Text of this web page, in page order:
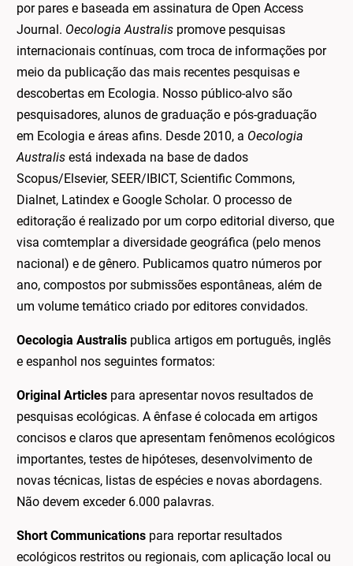
por pares e baseada em assinatura de Open Access
Journal. Oecologia Australis promove pesquisas
internacionais contínuas, com troca de informações por
meio da publicação das mais recentes pesquisas e
descobertas em Ecologia. Nosso público-alvo são
pesquisadores, alunos de graduação e pós-graduação
em Ecologia e áreas afins. Desde 2010, a Oecologia
Australis está indexada na base de dados
Scopus/Elsevier, SEER/IBICT, Scientific Commons,
Dialnet, Latindex e Google Scholar. O processo de
editoração é realizado por um corpo editorial diverso, que
visa comtemplar a diversidade geográfica (pelo menos
nacional) e de gênero. Publicamos quatro números por
ano, compostos por submissões espontâneas, além de
um volume temático criado por editores convidados.
Oecologia Australis publica artigos em português, inglês
e espanhol nos seguintes formatos:
Original Articles para apresentar novos resultados de
pesquisas ecológicas. A ênfase é colocada em artigos
concisos e claros que apresentam fenômenos ecológicos
importantes, testes de hipóteses, desenvolvimento de
novas técnicas, listas de espécies e novas abordagens.
Não devem exceder 6.000 palavras.
Short Communications para reportar resultados
ecológicos restritos ou regionais, com aplicação local ou